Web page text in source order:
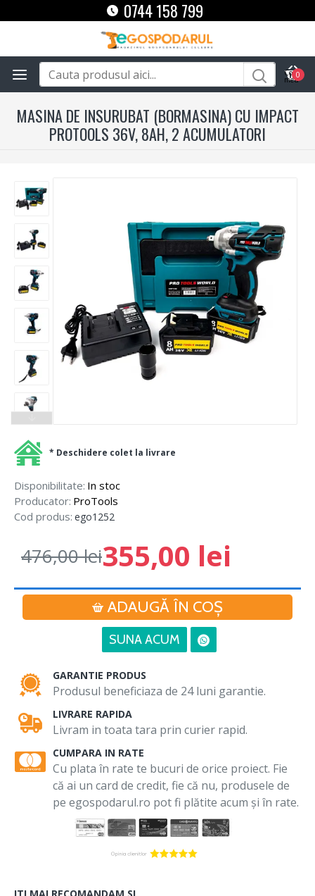
0744 158 799
0
MASINA DE INSURUBAT (BORMASINA) CU IMPACT
PROTOOLS 36V, 8AH, 2 ACUMULATORI
Disponibilitate: In stoc
Producator: ProTools
Cod produs: ego1252
355,00 lei
476,00 lei
ADAUGĂ ÎN COŞ
SUNA ACUM
* Deschidere colet la livrare
GARANTIE PRODUS
Produsul beneficiaza de 24 luni garantie.
LIVRARE RAPIDA
Livram in toata tara prin curier rapid.
CUMPARA IN RATE
Cu plata în rate te bucuri de orice proiect. Fie
că ai un card de credit, fie că nu, produsele de
pe egospodarul.ro pot fi plătite acum și în rate.